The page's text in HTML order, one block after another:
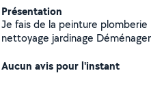
Présentation
Je fais de la peinture
nettoyage jardinage
Aucun avis pour l'instant